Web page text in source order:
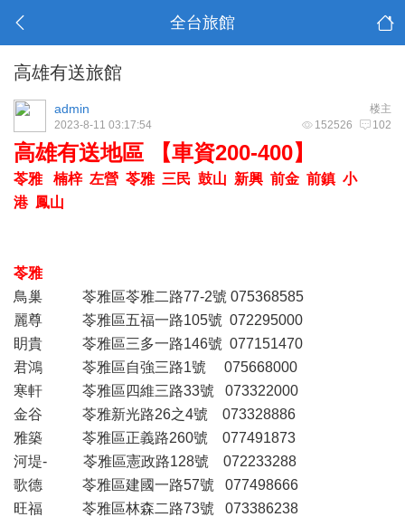
全台旅館
高雄有送旅館
楼主
admin
152526 102
2023-8-11 03:17:54
高雄有送地區 【車資200-400】
苓雅 楠梓 左營 苓雅 三民 鼓山 新興 前金 前鎮 小
港 鳳山
苓雅
鳥巢 苓雅區苓雅二路77-2號 075368585
麗尊 苓雅區五福一路105號 072295000
眀貴 苓雅區三多一路146號 077151470
君鴻 苓雅區自強三路1號 075668000
寒軒 苓雅區四維三路33號 073322000
金谷 苓雅新光路26之4號 073328886
雅築 苓雅區正義路260號 077491873
河堤- 苓雅區憲政路128號 072233288
歌德 苓雅區建國一路57號 077498666
旺福 苓雅區林森二路73號 073386238